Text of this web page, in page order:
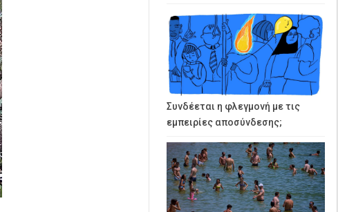
Συνδέεται η φλεγμονή με τις
εμπειρίες αποσύνδεσης;